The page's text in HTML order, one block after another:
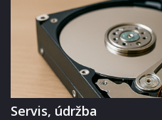
Servis, údržba